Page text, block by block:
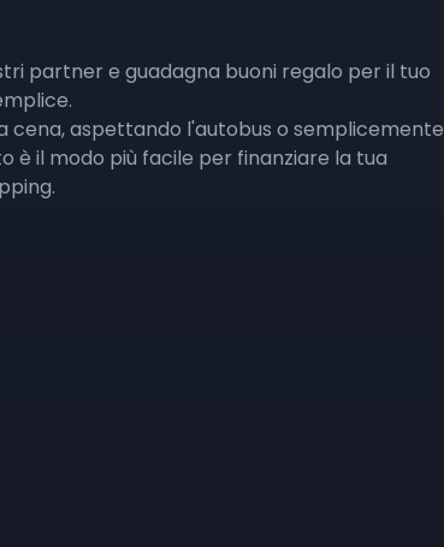
partner e guadagna buoni regalo per il tuo
cena, aspettando l'autobus o semplicemente
è il modo più facile per finanziare la tua